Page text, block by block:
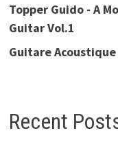
Topper Guido - A
Guitar Vol.1
Guitare
Recent